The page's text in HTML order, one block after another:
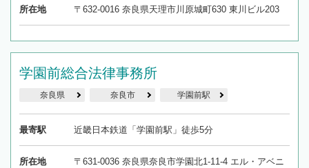
所在地 〒632-0016 奈良県天理市川原城町630 東川ビル203
学園前総合法律事務所
奈良県 奈良市 学園前駅
最寄駅 近畿日本鉄道「学園前駅」徒歩5分
所在地
〒631-0036 奈良県奈良市学園北1-11-4 エル・アベニ